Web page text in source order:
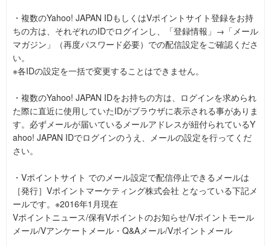
・複数のYahoo! JAPAN IDもしくはVポイントサイト登録をお持
ちの方は、それぞれのIDでログインし、「登録情報」→「メール
マガジン」（再度パスワード必要）での配信設定をご確認くださ
い。
※各IDの設定を一括で変更することはできません。
・複数のYahoo! JAPAN IDをお持ちの方は、ログインを求められ
た際に直近に使用していたIDがブラウザに表示される事がありま
す。必ずメールが届いているメールアドレスが紐付られているY
ahoo! JAPAN IDでログインのうえ、メールの設定を行ってくだ
さい。
・Vポイントサイト でのメール設定で配信停止できるメールは
［発行］Vポイントマーケティング株式会社 となっている下記メ
ールです。※2016年1月現在
Vポイントニュース/保有Vポイントのお知らせ/Vポイントモール
メール/Vアンケートメール・Q&Aメール/Vポイントメール